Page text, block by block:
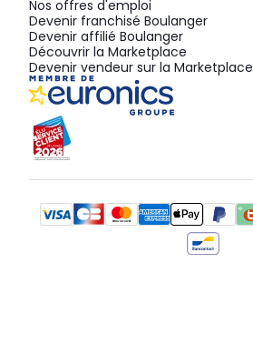
Nos offres d'emploi
Devenir franchisé Boulanger
Devenir affilié Boulanger
Découvrir la Marketplace
Devenir vendeur sur la Marketplace